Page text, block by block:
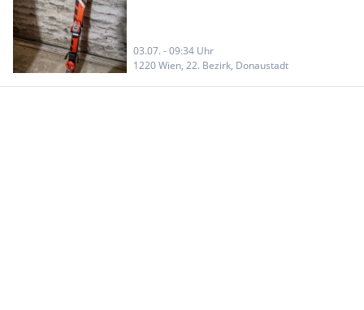
03.07. - 09:34 Uhr
1220 Wien, 22. Bezirk, Donaustadt